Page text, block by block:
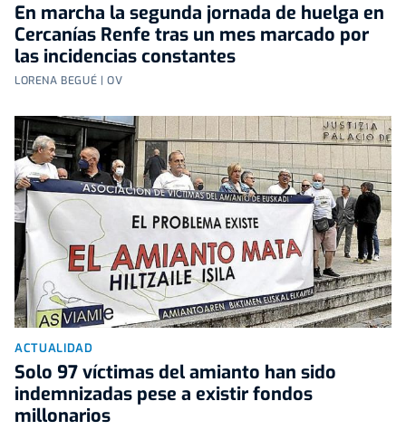
En marcha la segunda jornada de huelga en
Cercanías Renfe tras un mes marcado por
las incidencias constantes
LORENA BEGUÉ | OV
ACTUALIDAD
Solo 97 víctimas del amianto han sido
indemnizadas pese a existir fondos
millonarios